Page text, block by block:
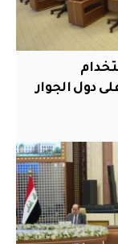
دول الجوار